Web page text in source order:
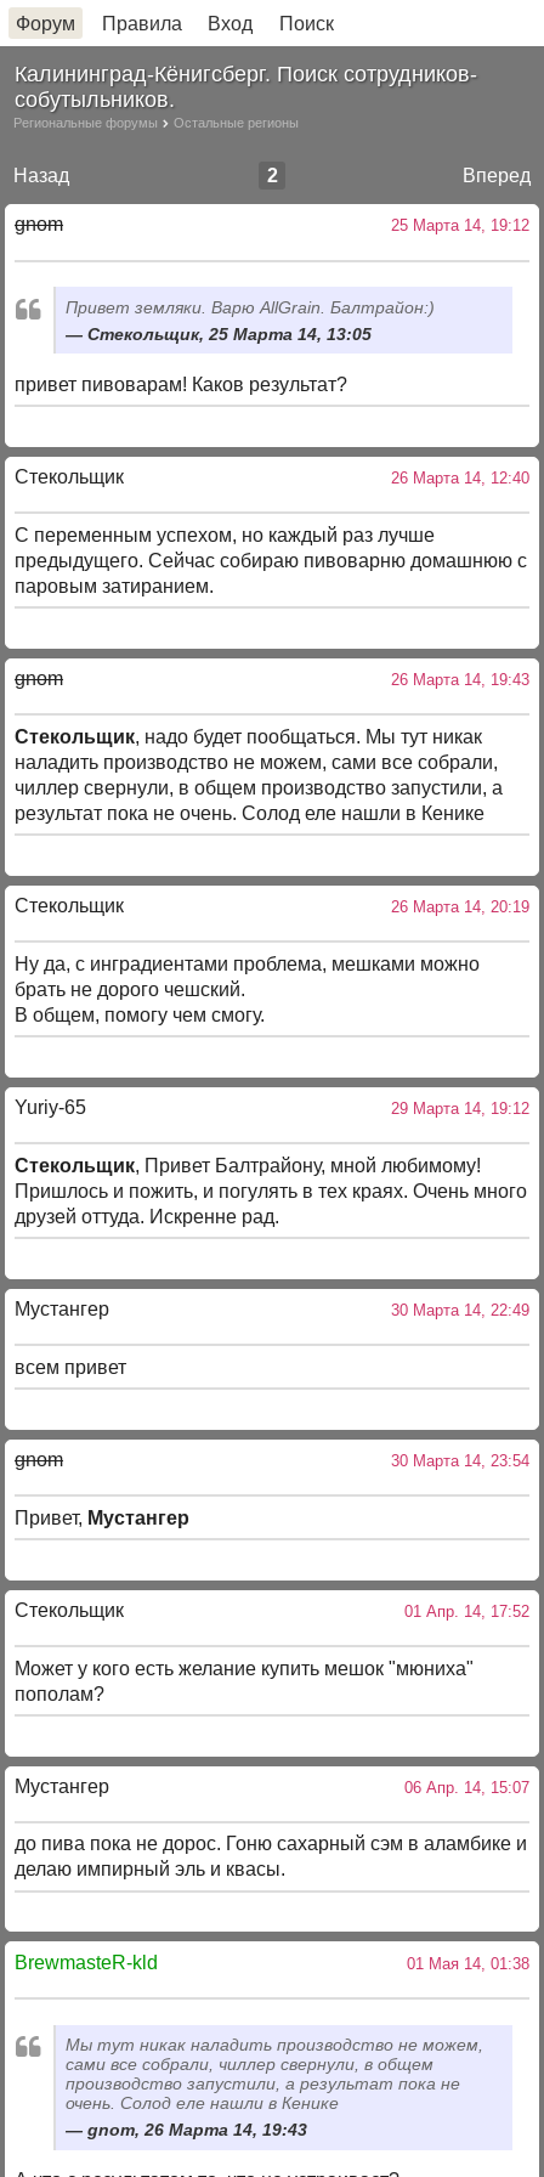
Форум Правила Вход Поиск
Калининград-Кёнигсберг. Поиск сотрудников-
собутыльников.
Региональные форумы Остальные регионы
Назад Вперед
2
gnom 25 Марта 14, 19:12
Привет земляки. Варю AllGrain. Балтрайон:)
Стекольщик, 25 Марта 14, 13:05
привет пивоварам! Каков результат?
Стекольщик 26 Марта 14, 12:40
С переменным успехом, но каждый раз лучше
предыдущего. Сейчас собираю пивоварню домашнюю с
паровым затиранием.
gnom 26 Марта 14, 19:43
Стекольщик, надо будет пообщаться. Мы тут никак
наладить производство не можем, сами все собрали,
чиллер свернули, в общем производство запустили, а
результат пока не очень. Солод еле нашли в Кенике
Стекольщик 26 Марта 14, 20:19
Ну да, с инградиентами проблема, мешками можно
брать не дорого чешский.
В общем, помогу чем смогу.
Yuriy-65 29 Марта 14, 19:12
Стекольщик, Привет Балтрайону, мной любимому!
Пришлось и пожить, и погулять в тех краях. Очень много
друзей оттуда. Искренне рад.
Мустангер 30 Марта 14, 22:49
всем привет
gnom 30 Марта 14, 23:54
Привет, Мустангер
Стекольщик 01 Апр. 14, 17:52
Может у кого есть желание купить мешок "мюниха"
пополам?
Мустангер 06 Апр. 14, 15:07
до пива пока не дорос. Гоню сахарный сэм в аламбике и
делаю импирный эль и квасы.
BrewmasteR-kld 01 Мая 14, 01:38
Мы тут никак наладить производство не можем,
сами все собрали, чиллер свернули, в общем
производство запустили, а результат пока не
очень. Солод еле нашли в Кенике
gnom, 26 Марта 14, 19:43